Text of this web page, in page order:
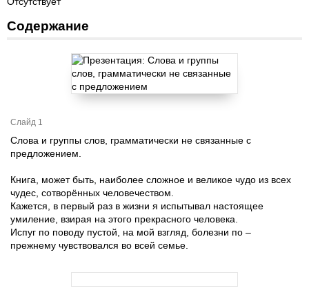
Содержание
Слайд 1
Слова и группы слов, грамматически не связанные с
предложением.
Книга, может быть, наиболее сложное и великое чудо из всех
чудес, сотворённых человечеством.
Кажется, в первый раз в жизни я испытывал настоящее
умиление, взирая на этого прекрасного человека.
Испуг по поводу пустой, на мой взгляд, болезни по –
прежнему чувствовался во всей семье.